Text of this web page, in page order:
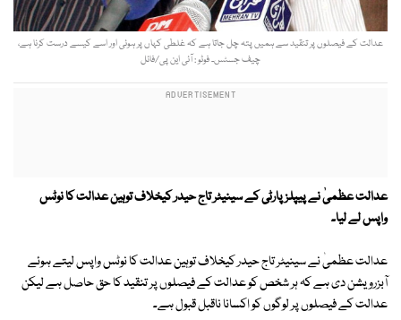
عدالت کے فیصلوں پر تنقید سے ہمیں پتہ چل جاتا ہے کہ غلطی کہاں پر ہوئی اور اسے کیسے درست کرنا ہے،
چیف جسٹس۔ فوٹو : آئی این پی/فائل
عدالت عظمیٰ نے پیپلز پارٹی کے سینیٹر تاج حیدر کیخلاف توہین عدالت کا نوٹس
واپس لے لیا۔
عدالت عظمیٰ نے سینیٹر تاج حیدر کیخلاف توہین عدالت کا نوٹس واپس لیتے ہوئے
آبزرویشن دی ہے کہ ہر شخص کو عدالت کے فیصلوں پر تنقید کا حق حاصل ہے لیکن
عدالت کے فیصلوں پر لوگوں کو اکسانا ناقبل قبول ہے۔